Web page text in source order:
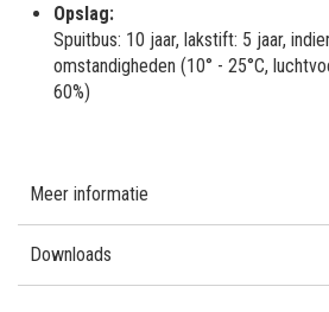
Opslag:
Spuitbus: 10 jaar, lakstift: 5 jaar,
omstandigheden (10° - 25°C,
60%)
Meer informatie
Downloads